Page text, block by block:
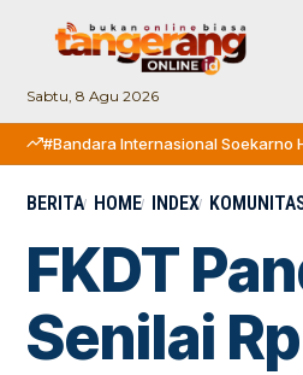
Sabtu, 8 Agu 2026
#Bandara Internasional Soekarno
BERITA HOME INDEX
FKDT
Senilai